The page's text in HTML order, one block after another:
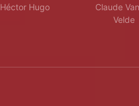
Héctor Hugo
Claude
Velde